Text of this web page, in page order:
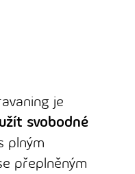
je
svobodné
plným
přeplněným